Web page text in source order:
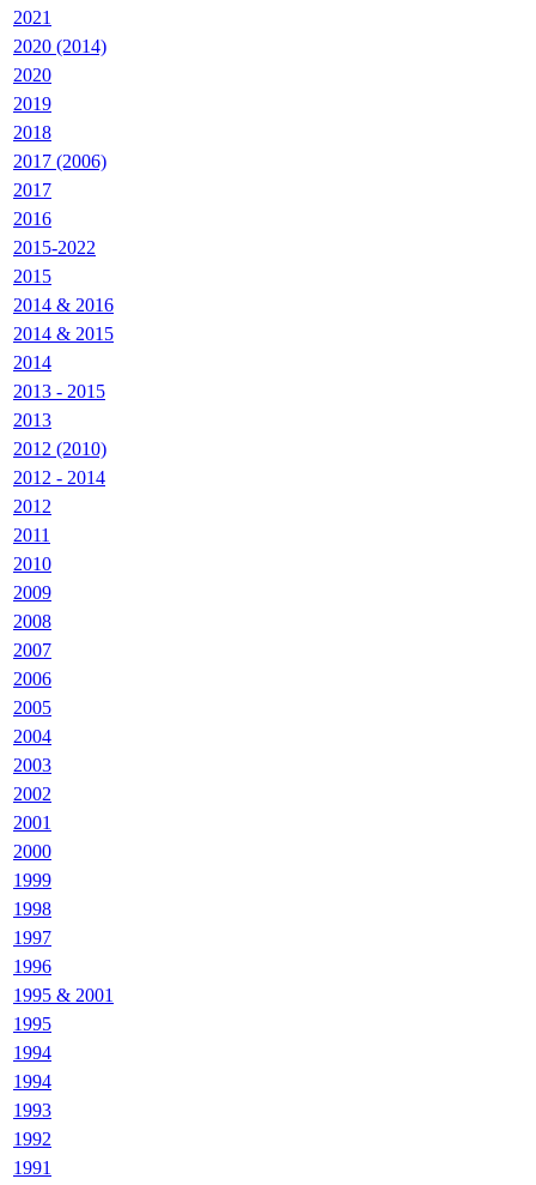
2021
2020 (2014)
2020
2019
2018
2017 (2006)
2017
2016
2015-2022
2015
2014 & 2016
2014 & 2015
2014
2013 - 2015
2013
2012 (2010)
2012 - 2014
2012
2011
2010
2009
2008
2007
2006
2005
2004
2003
2002
2001
2000
1999
1998
1997
1996
1995 & 2001
1995
1994
1994
1993
1992
1991